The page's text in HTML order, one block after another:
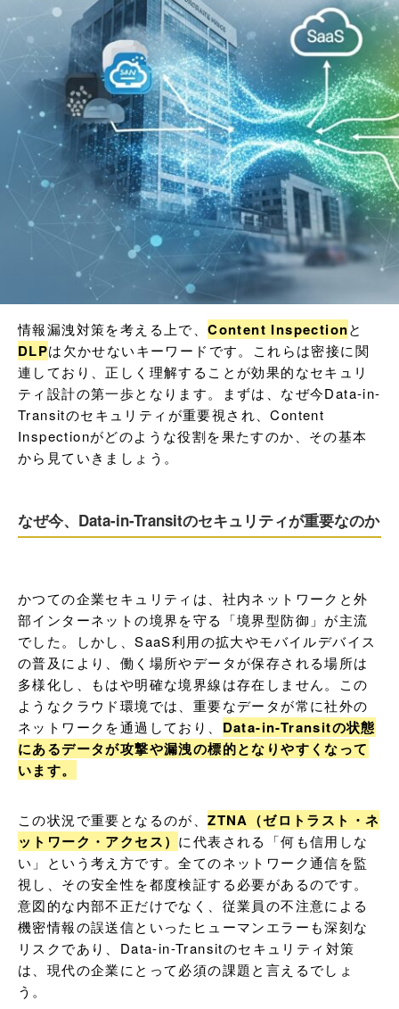
情報漏洩対策を考える上で、Content Inspectionと
DLPは欠かせないキーワードです。これらは密接に関
連しており、正しく理解することが効果的なセキュリ
ティ設計の第一歩となります。まずは、なぜ今Data-in-
Transitのセキュリティが重要視され、Content
Inspectionがどのような役割を果たすのか、その基本
から見ていきましょう。
なぜ今、Data-in-Transitのセキュリティが重要なのか
かつての企業セキュリティは、社内ネットワークと外
部インターネットの境界を守る「境界型防御」が主流
でした。しかし、SaaS利用の拡大やモバイルデバイス
の普及により、働く場所やデータが保存される場所は
多様化し、もはや明確な境界線は存在しません。この
ようなクラウド環境では、重要なデータが常に社外の
ネットワークを通過しており、 Data-in-Transitの状態
にあるデータが攻撃や漏洩の標的となりやすくなって
います。
この状況で重要となるのが、ZTNA（ゼロトラスト・ネ
ットワーク・アクセス） に代表される「何も信用しな
い」という考え方です。全てのネットワーク通信を監
視し、その安全性を都度検証する必要があるのです。
意図的な内部不正だけでなく、従業員の不注意による
機密情報の誤送信といったヒューマンエラーも深刻な
リスクであり、Data-in-Transitのセキュリティ対策
は、現代の企業にとって必須の課題と言えるでしょ
う。